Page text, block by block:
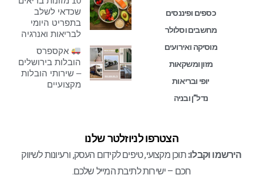
כספים ופיננסים
מחשבים וסלולר
מוסיקה ואירועים
מזון ומשקאות
יופי ובריאות
נדל”ן ובניה
שכדאי לשלב
בתפריט היומי
לבריאות ואנרגיה
אקספרס
הובלות בירושלים
– שירותי הובלות
מקצועיים
הצטרפו לניוזלטר שלנו
הירשמו וקבלו: תוכן מקצועי, טיפים לקידום העסק, ורעיונות לשיווק
חכם – ישירות לתיבת המייל שלכם.